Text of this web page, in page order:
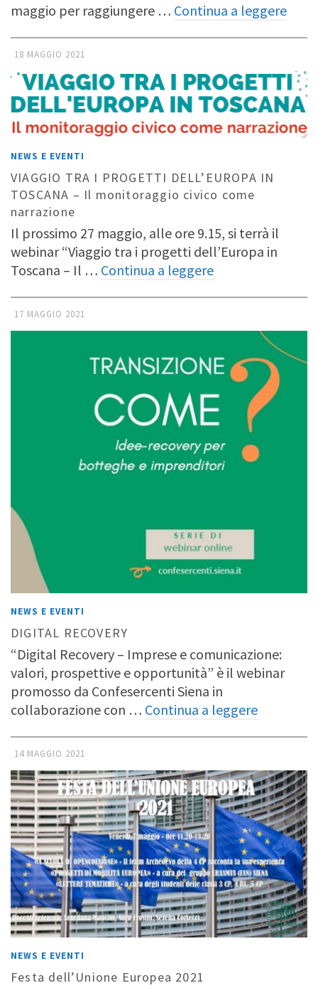
maggio per raggiungere … Continua a leggere
18 MAGGIO 2021
NEWS E EVENTI
VIAGGIO TRA I PROGETTI DELL’EUROPA IN
TOSCANA – Il monitoraggio civico come
narrazione
Il prossimo 27 maggio, alle ore 9.15, si terrà il
webinar “Viaggio tra i progetti dell’Europa in
Toscana – Il … Continua a leggere
17 MAGGIO 2021
NEWS E EVENTI
DIGITAL RECOVERY
“Digital Recovery – Imprese e comunicazione:
valori, prospettive e opportunità” è il webinar
promosso da Confesercenti Siena in
collaborazione con … Continua a leggere
14 MAGGIO 2021
NEWS E EVENTI
Festa dell’Unione Europea 2021